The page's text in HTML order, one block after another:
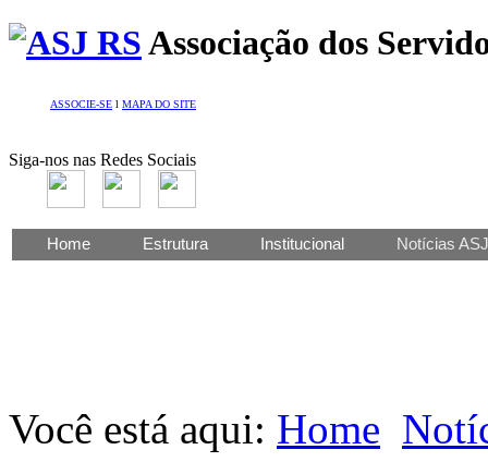
Associação dos
ASSOCIE-SE l MAPA DO SITE
Siga-nos nas Redes Sociais
Home Estrutura Institucional Notícias ASJ
Você está aqui: Home